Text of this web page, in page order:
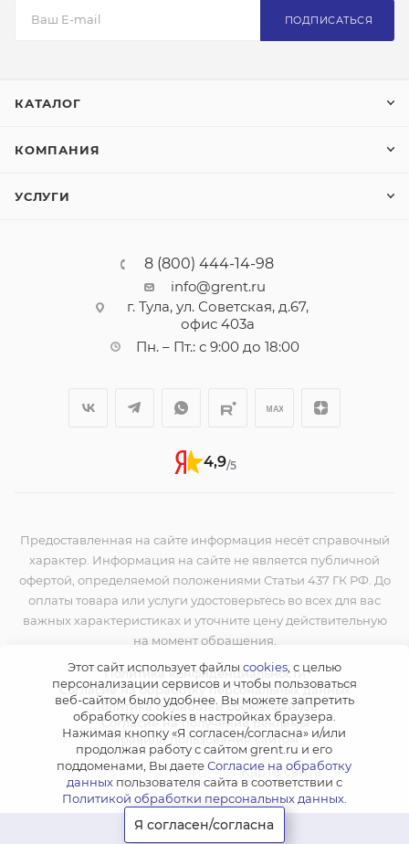
ПОДПИСАТЬСЯ
КАТАЛОГ
КОМПАНИЯ
УСЛУГИ
8 (800) 444-14-98
info@grent.ru
г. Тула, ул. Советская, д.67,
офис 403а
Пн. – Пт.: с 9:00 до 18:00
4,9/5
Предоставленная на сайте информация несёт справочный
характер. Информация на сайте не является публичной
офертой, определяемой положениями Статьи 437 ГК РФ. До
оплаты товара или услуги удостоверьтесь во всех для вас
важных характеристиках и уточните цену действительную
на момент обращения.
Политика конфиденциальности
Согласие на обработку персональных данных
Политика обработки cookie-файлов
Согласие на получение рекламы
Правила пользования сайтом
2026 © ООО "ГРЭНТ" | Карта сайта
Этот сайт использует файлы cookies, с целью
персонализации сервисов и чтобы пользоваться
веб-сайтом было удобнее. Вы можете запретить
обработку сookies в настройках браузера.
Нажимая кнопку «Я согласен/согласна» и/или
продолжая работу с сайтом grent.ru и его
поддоменами, Вы даетеСогласие на обработку
данныхпользователя сайта в соответствии с
Политикой обработки персональных данных.
Я согласен/согласна